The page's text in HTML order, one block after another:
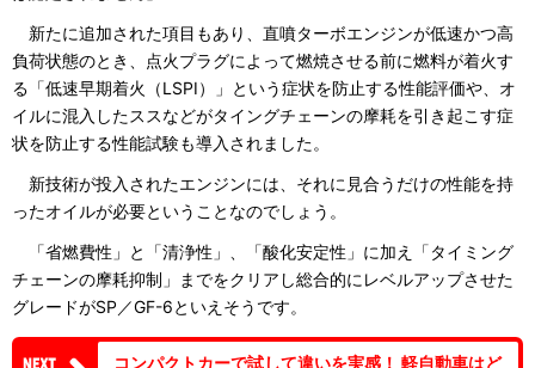
新たに追加された項目もあり、直噴ターボエンジンが低速かつ高
負荷状態のとき、点火プラグによって燃焼させる前に燃料が着火す
る「低速早期着火（LSPI）」という症状を防止する性能評価や、オ
イルに混入したススなどがタイングチェーンの摩耗を引き起こす症
状を防止する性能試験も導入されました。
新技術が投入されたエンジンには、それに見合うだけの性能を持
ったオイルが必要ということなのでしょう。
「省燃費性」と「清浄性」、「酸化安定性」に加え「タイミング
チェーンの摩耗抑制」までをクリアし総合的にレベルアップさせた
グレードがSP／GF-6といえそうです。
コンパクトカーで試して違いを実感！ 軽自動車はど